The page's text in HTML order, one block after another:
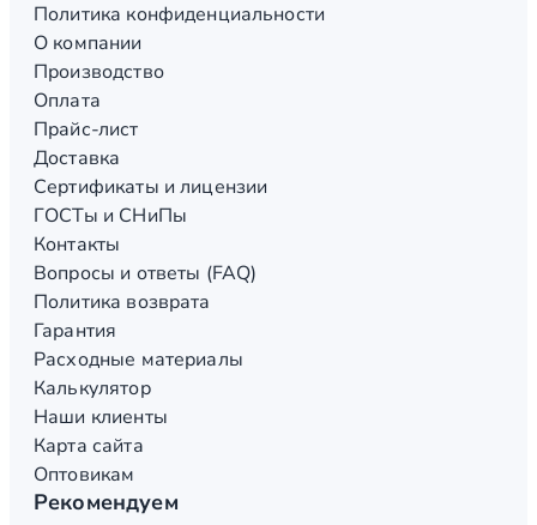
Политика конфиденциальности
О компании
Производство
Оплата
Прайс-лист
Доставка
Сертификаты и лицензии
ГОСТы и СНиПы
Контакты
Вопросы и ответы (FAQ)
Политика возврата
Гарантия
Расходные материалы
Калькулятор
Наши клиенты
Карта сайта
Оптовикам
Рекомендуем